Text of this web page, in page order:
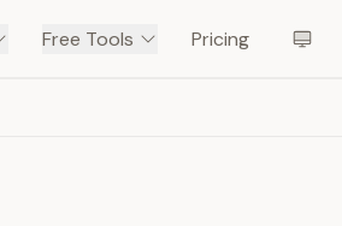
Free Tools Pricing